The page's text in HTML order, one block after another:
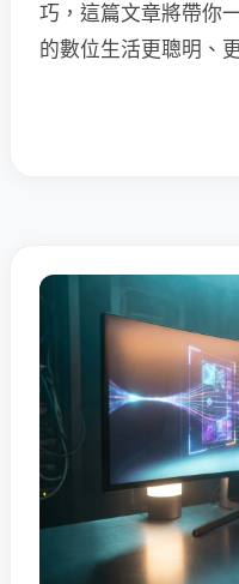
巧，這篇文章將帶你
的數位生活更聰明、